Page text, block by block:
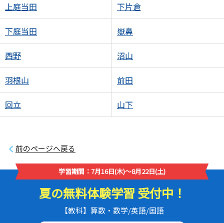
上庭当田 下片倉
下庭当田 嶽鼻
西野 沼山
羽根山 前田
回立 山下
前のページへ戻る
学習期間：7月16日(木)～8月22日(土)
夏の無料体験学習 受付中！
【教科】算数・数学/英語/国語